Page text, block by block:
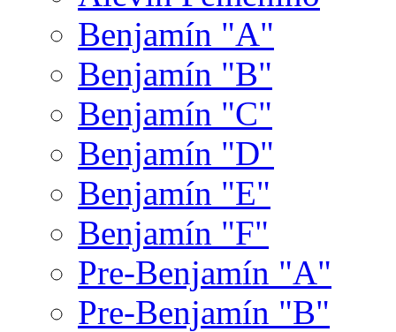
Benjamín "A"
Benjamín "B"
Benjamín "C"
Benjamín "D"
Benjamín "E"
Benjamín "F"
Pre-Benjamín "A"
Pre-Benjamín "B"